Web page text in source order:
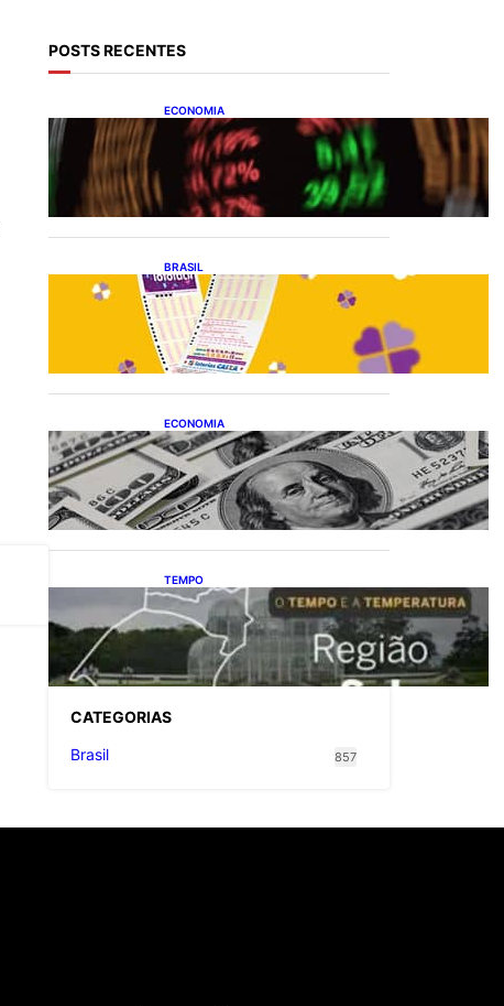
POSTS RECENTES
ECONOMIA
Ibovespa fecha último
pregão aos 172.494 pontos
BRASIL
Resultado da lotofácil 3756:
sorteio de sexta-feira
(07/08/2026)
ECONOMIA
Dólar fecha o último pregão
cotado a R$ 5,08
TEMPO
O TEMPO E A
TEMPERATURA: Confira a
previsão do tempo para a
Região Sul neste sábado (8)
CATEGORIAS
Brasil
857